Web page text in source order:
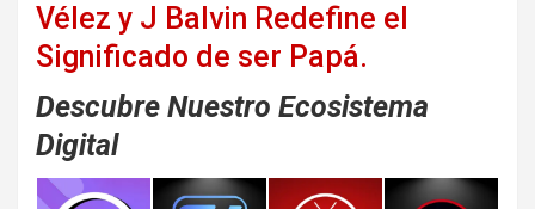
Vélez y J Balvin Redefine el
Significado de ser Papá.
Descubre Nuestro Ecosistema
Digital